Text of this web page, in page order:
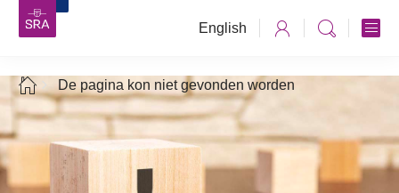
English
De pagina kon niet gevonden worden